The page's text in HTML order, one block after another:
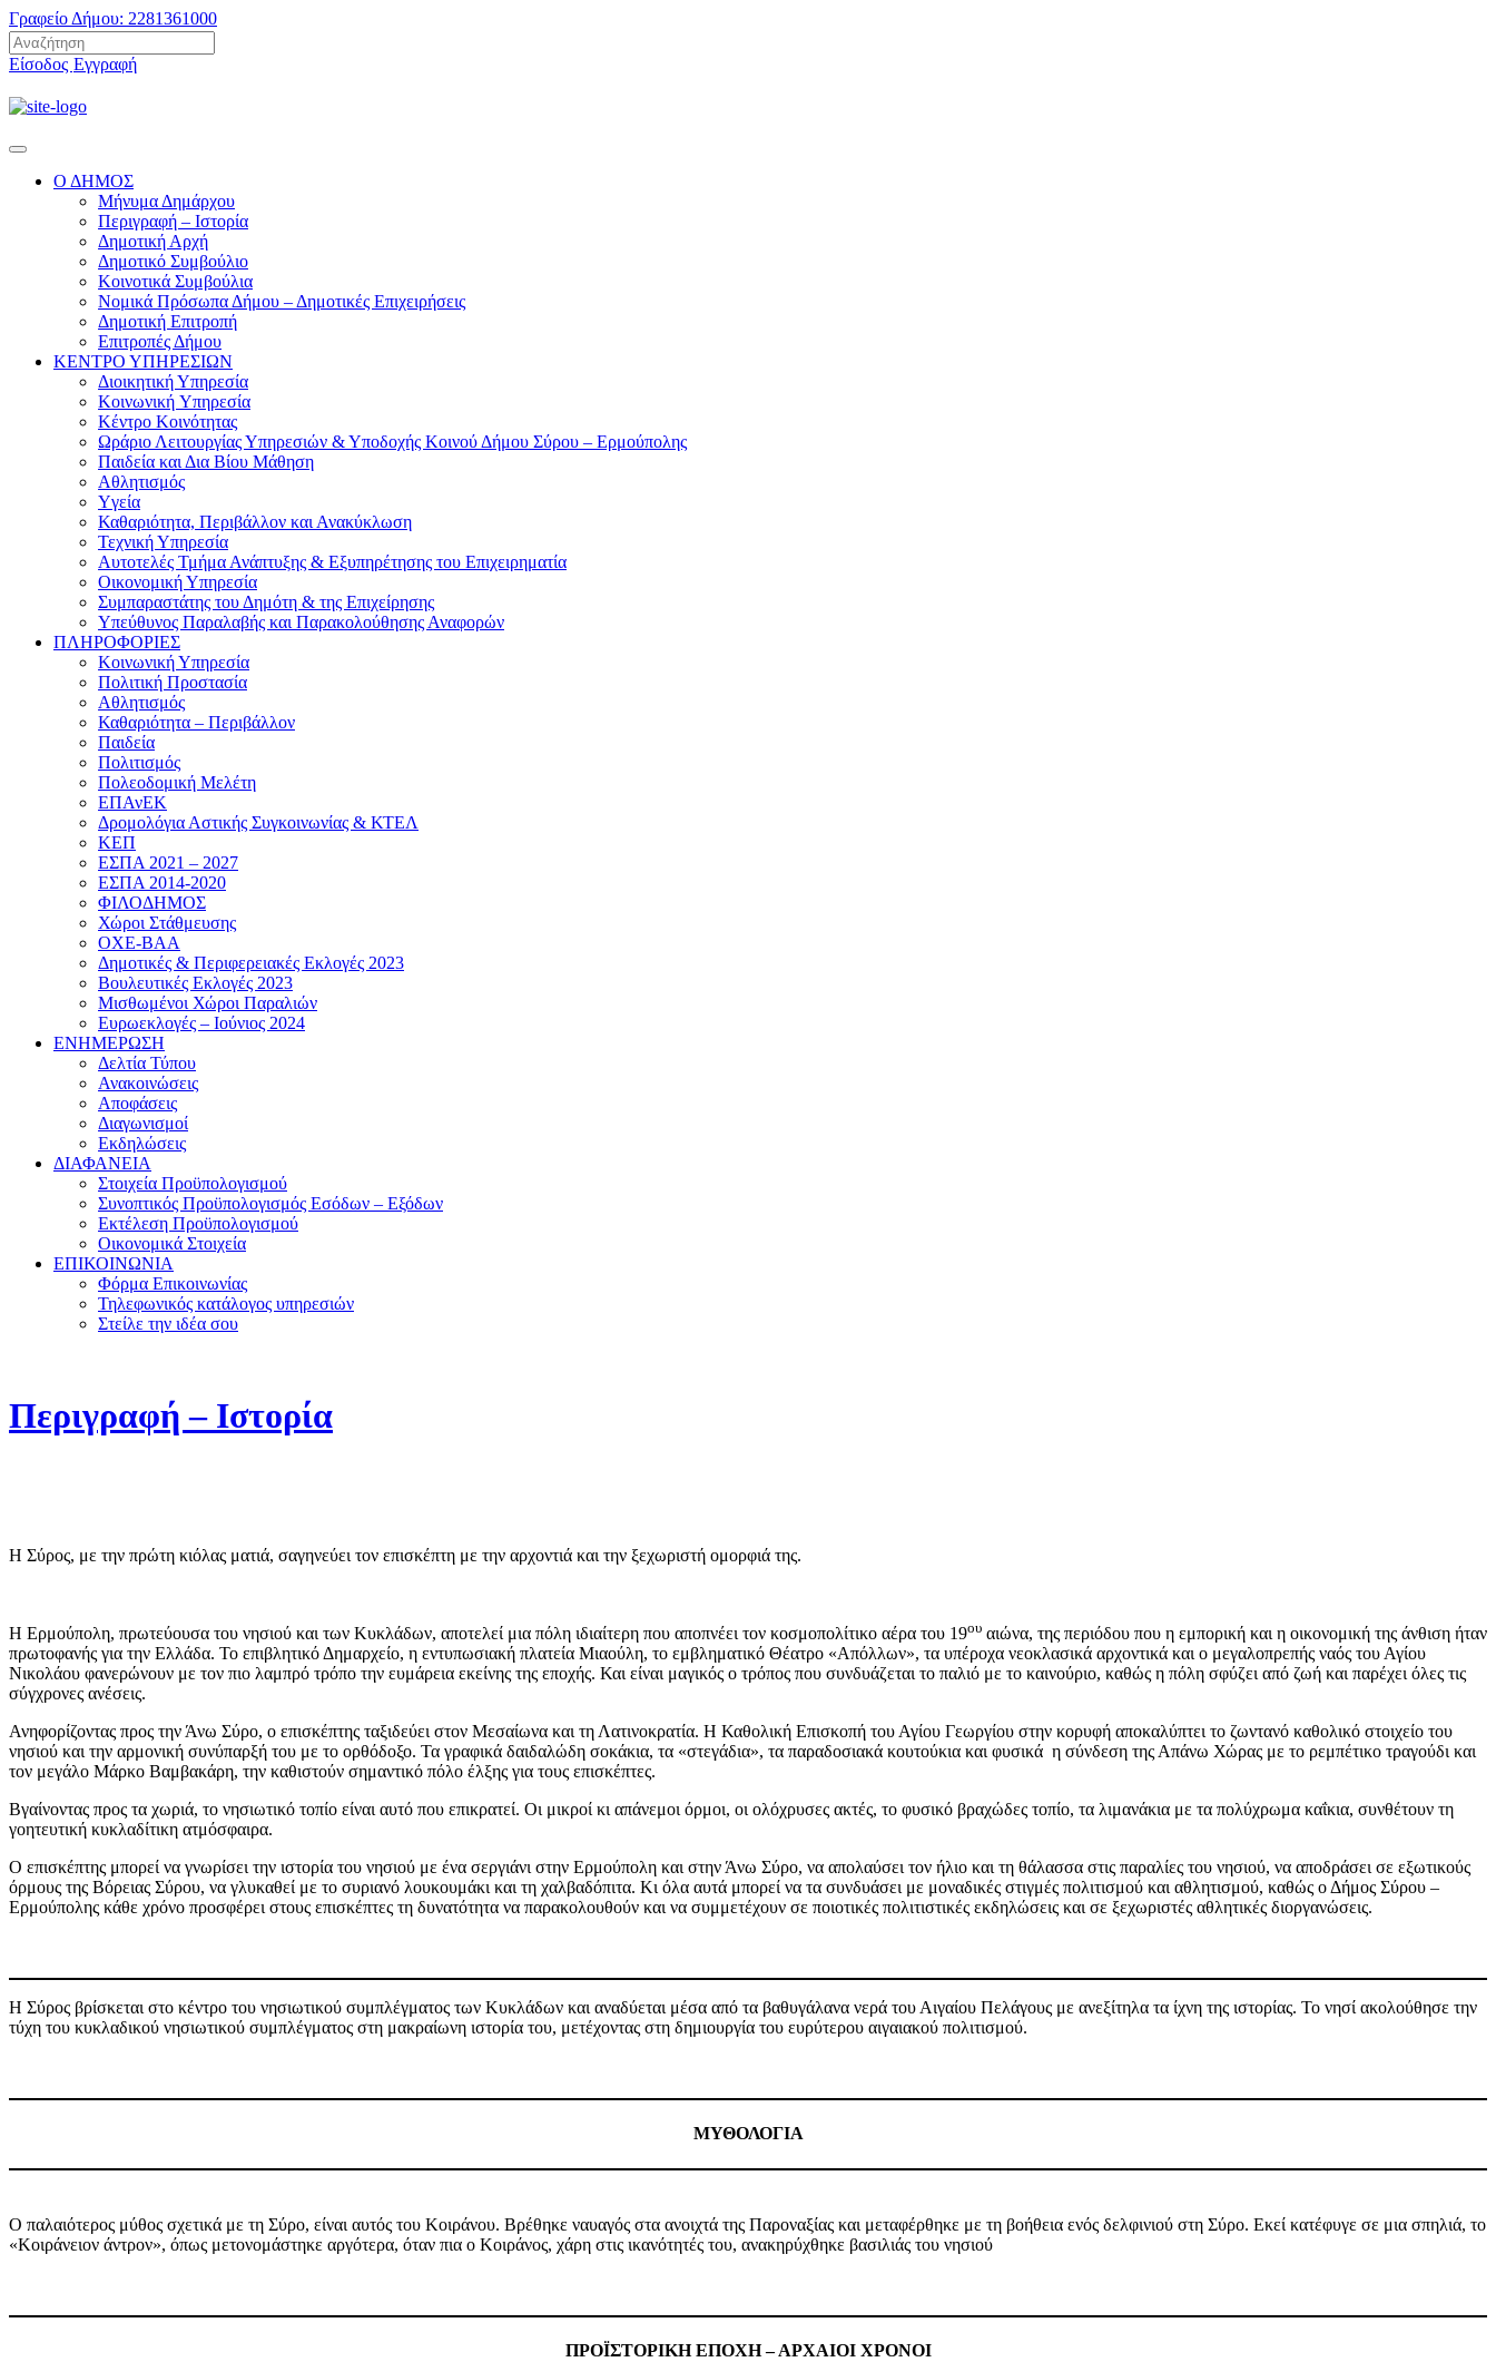
Γραφείο Δήμου: 2281361000
Είσοδος Εγγραφή
Ο ΔΗΜΟΣ
Μήνυμα Δημάρχου
Περιγραφή – Ιστορία
Δημοτική Αρχή
Δημοτικό Συμβούλιο
Κοινοτικά Συμβούλια
Νομικά Πρόσωπα Δήμου – Δημοτικές Επιχειρήσεις
Δημοτική Επιτροπή
Επιτροπές Δήμου
ΚΕΝΤΡΟ ΥΠΗΡΕΣΙΩΝ
Διοικητική Υπηρεσία
Κοινωνική Yπηρεσία
Κέντρο Κοινότητας
Ωράριο Λειτουργίας Υπηρεσιών & Υποδοχής Κοινού Δήμου Σύρου – Ερμούπολης
Παιδεία και Δια Βίου Μάθηση
Αθλητισμός
Yγεία
Καθαριότητα, Περιβάλλον και Ανακύκλωση
Τεχνική Υπηρεσία
Αυτοτελές Τμήμα Ανάπτυξης & Εξυπηρέτησης του Επιχειρηματία
Οικονομική Υπηρεσία
Συμπαραστάτης του Δημότη & της Επιχείρησης
Υπεύθυνος Παραλαβής και Παρακολούθησης Αναφορών
ΠΛΗΡΟΦΟΡΙΕΣ
Κοινωνική Υπηρεσία
Πολιτική Προστασία
Αθλητισμός
Καθαριότητα – Περιβάλλον
Παιδεία
Πολιτισμός
Πολεοδομική Μελέτη
ΕΠΑνΕΚ
Δρομολόγια Αστικής Συγκοινωνίας & ΚΤΕΛ
ΚΕΠ
ΕΣΠΑ 2021 – 2027
ΕΣΠΑ 2014-2020
ΦΙΛΟΔΗΜΟΣ
Χώροι Στάθμευσης
ΟΧΕ-ΒΑΑ
Δημοτικές & Περιφερειακές Εκλογές 2023
Βουλευτικές Εκλογές 2023
Μισθωμένοι Χώροι Παραλιών
Ευρωεκλογές – Ιούνιος 2024
ΕΝΗΜΕΡΩΣΗ
Δελτία Τύπου
Ανακοινώσεις
Αποφάσεις
Διαγωνισμοί
Εκδηλώσεις
ΔΙΑΦΑΝΕΙΑ
Στοιχεία Προϋπολογισμού
Συνοπτικός Προϋπολογισμός Εσόδων – Εξόδων
Εκτέλεση Προϋπολογισμού
Οικονομικά Στοιχεία
ΕΠΙΚΟΙΝΩΝΙΑ
Φόρμα Επικοινωνίας
Τηλεφωνικός κατάλογος υπηρεσιών
Στείλε την ιδέα σου
Περιγραφή – Ιστορία
Η Σύρος, με την πρώτη κιόλας ματιά, σαγηνεύει τον επισκέπτη με την αρχοντιά και την ξεχωριστή ομορφιά της.
Η Ερμούπολη, πρωτεύουσα του νησιού και των Κυκλάδων, αποτελεί μια πόλη ιδιαίτερη που αποπνέει τον κοσμοπολίτικο αέρα του 19ου αιώνα, της περιόδου που η εμπορική και η οικονομική της άνθιση ήταν
πρωτοφανής για την Ελλάδα. Το επιβλητικό Δημαρχείο, η εντυπωσιακή πλατεία Μιαούλη, το εμβληματικό Θέατρο «Απόλλων», τα υπέροχα νεοκλασικά αρχοντικά και ο μεγαλοπρεπής ναός του Αγίου
Νικολάου φανερώνουν με τον πιο λαμπρό τρόπο την ευμάρεια εκείνης της εποχής. Και είναι μαγικός ο τρόπος που συνδυάζεται το παλιό με το καινούριο, καθώς η πόλη σφύζει από ζωή και παρέχει όλες τις
σύγχρονες ανέσεις.
Ανηφορίζοντας προς την Άνω Σύρο, ο επισκέπτης ταξιδεύει στον Μεσαίωνα και τη Λατινοκρατία. Η Καθολική Επισκοπή του Αγίου Γεωργίου στην κορυφή αποκαλύπτει το ζωντανό καθολικό στοιχείο του
νησιού και την αρμονική συνύπαρξή του με το ορθόδοξο. Τα γραφικά δαιδαλώδη σοκάκια, τα «στεγάδια», τα παραδοσιακά κουτούκια και φυσικά η σύνδεση της Απάνω Χώρας με το ρεμπέτικο τραγούδι και
τον μεγάλο Μάρκο Βαμβακάρη, την καθιστούν σημαντικό πόλο έλξης για τους επισκέπτες.
Βγαίνοντας προς τα χωριά, το νησιωτικό τοπίο είναι αυτό που επικρατεί. Οι μικροί κι απάνεμοι όρμοι, οι ολόχρυσες ακτές, το φυσικό βραχώδες τοπίο, τα λιμανάκια με τα πολύχρωμα καΐκια, συνθέτουν τη
γοητευτική κυκλαδίτικη ατμόσφαιρα.
Ο επισκέπτης μπορεί να γνωρίσει την ιστορία του νησιού με ένα σεργιάνι στην Ερμούπολη και στην Άνω Σύρο, να απολαύσει τον ήλιο και τη θάλασσα στις παραλίες του νησιού, να αποδράσει σε εξωτικούς
όρμους της Βόρειας Σύρου, να γλυκαθεί με το συριανό λουκουμάκι και τη χαλβαδόπιτα. Κι όλα αυτά μπορεί να τα συνδυάσει με μοναδικές στιγμές πολιτισμού και αθλητισμού, καθώς ο Δήμος Σύρου –
Ερμούπολης κάθε χρόνο προσφέρει στους επισκέπτες τη δυνατότητα να παρακολουθούν και να συμμετέχουν σε ποιοτικές πολιτιστικές εκδηλώσεις και σε ξεχωριστές αθλητικές διοργανώσεις.
Η Σύρος βρίσκεται στο κέντρο του νησιωτικού συμπλέγματος των Κυκλάδων και αναδύεται μέσα από τα βαθυγάλανα νερά του Αιγαίου Πελάγους με ανεξίτηλα τα ίχνη της ιστορίας. Το νησί ακολούθησε την
τύχη του κυκλαδικού νησιωτικού συμπλέγματος στη μακραίωνη ιστορία του, μετέχοντας στη δημιουργία του ευρύτερου αιγαιακού πολιτισμού.
ΜΥΘΟΛΟΓΙΑ
Ο παλαιότερος μύθος σχετικά με τη Σύρο, είναι αυτός του Κοιράνου. Βρέθηκε ναυαγός στα ανοιχτά της Παροναξίας και μεταφέρθηκε με τη βοήθεια ενός δελφινιού στη Σύρο. Εκεί κατέφυγε σε μια σπηλιά, το
«Κοιράνειον άντρον», όπως μετονομάστηκε αργότερα, όταν πια ο Κοιράνος, χάρη στις ικανότητές του, ανακηρύχθηκε βασιλιάς του νησιού
ΠΡΟΪΣΤΟΡΙΚΗ ΕΠΟΧΗ – ΑΡΧΑΙΟΙ ΧΡΟΝΟΙ